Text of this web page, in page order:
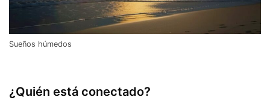
Sueños húmedos
¿Quién está conectado?